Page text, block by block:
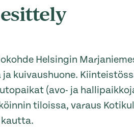
Helsingin
kuivaushuone.
(avo- ja
tiloissa, varaus
kautta.